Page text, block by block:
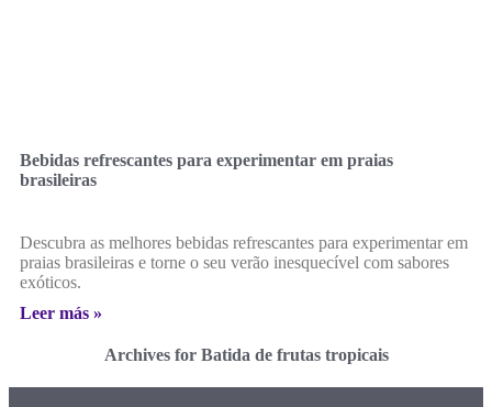
Bebidas refrescantes para experimentar em praias
brasileiras
Descubra as melhores bebidas refrescantes para experimentar em
praias brasileiras e torne o seu verão inesquecível com sabores
exóticos.
Leer más »
Archives for Batida de frutas tropicais